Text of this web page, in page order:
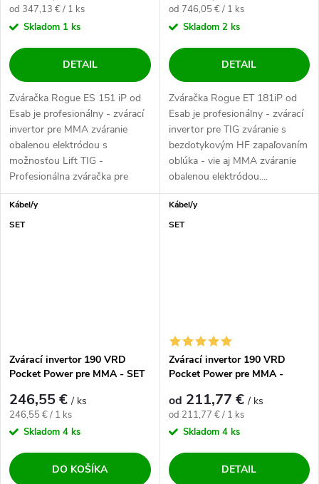
Jednotková cena:
od 347,13 € / 1 ks
Skladom 1 ks
DETAIL
Zváračka Rogue ES 151 iP od
Esab je profesionálny - zvárací
invertor pre MMA zváranie
obalenou elektródou s
možnosťou Lift TIG -
Profesionálna zváračka pre
obalenú elektródu,...
Jednotková cena:
od 746,05 € / 1 ks
Skladom 2 ks
DETAIL
Zváračka Rogue ET 181iP od
Esab je profesionálny - zvárací
invertor pre TIG zváranie s
bezdotykovým HF zapaľovaním
oblúka - vie aj MMA zváranie
obalenou elektródou....
Kábel/y
SET
Zvárací invertor 190 VRD
Pocket Power pre MMA - SET
246,55 €/ ks
Jednotková cena:
246,55 € / 1 ks
Skladom 4 ks
DO KOŠÍKA
Kábel/y
SET
Zvárací invertor 190 VRD
Pocket Power pre MMA -
od 211,77 €/ ks
Jednotková cena:
od 211,77 € / 1 ks
Skladom 4 ks
DETAIL